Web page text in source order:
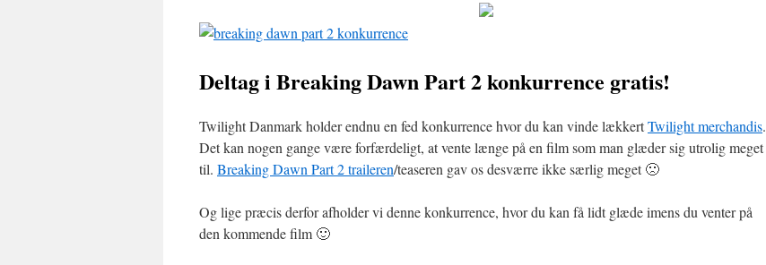
Deltag i Breaking Dawn Part 2 konkurrence gratis!
Twilight Danmark holder endnu en fed konkurrence hvor du kan vinde lækkertTwilight merchandis.
Det kan nogen gange være forfærdeligt, at vente længe på en film som man glæder sig utrolig meget
til. Breaking Dawn Part 2 traileren/teaseren gav os desværre ikke særlig meget 🙁
Og lige præcis derfor afholder vi denne konkurrence, hvor du kan få lidt glæde imens du venter på
den kommende film 🙂